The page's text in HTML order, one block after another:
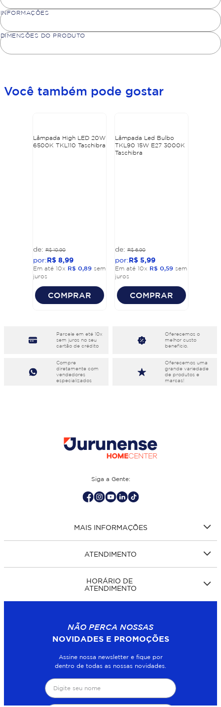
INFORMAÇÕES
DIMENSÕES DO PRODUTO
Você também pode gostar
Lâmpada High LED 20W
6500K TKL110 Taschibra
R$ 10,90
R$ 8,99
Em até 10x R$ 0,89 sem
juros
COMPRAR
Lâmpada Led Bulbo
TKL90 15W E27 3000K
Taschibra
R$ 6,90
R$ 5,99
Em até 10x R$ 0,59 sem
juros
COMPRAR
Parcele em eté 10x
sem juros no seu
cartão de crédito
Oferecemos o
melhor custo
benefício.
Compre
diretamente com
vendedores
especializados
Oferecemos uma
grande variedade
de produtos e
marcas!
Siga a Gente:
MAIS INFORMAÇÕES
ATENDIMENTO
HORÁRIO DE
ATENDIMENTO
NÃO PERCA NOSSAS
NOVIDADES E PROMOÇÕES
Assine nossa newsletter e fique por
dentro de todas as nossas novidades.